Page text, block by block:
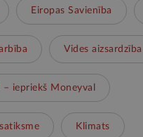
Eiropas Savienība
Vides aizsardzība
– iepriekš Moneyval
Klimats